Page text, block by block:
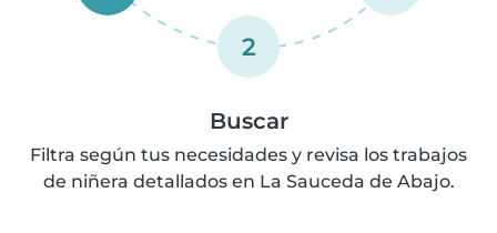
2
Buscar
Filtra según tus necesidades y revisa los trabajos
de niñera detallados en La Sauceda de Abajo.